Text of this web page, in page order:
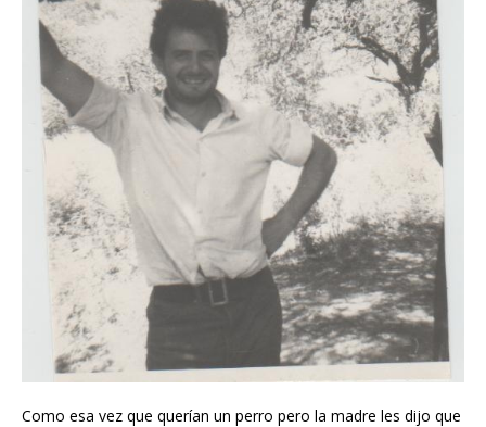
Como esa vez que querían un perro pero la madre les dijo que